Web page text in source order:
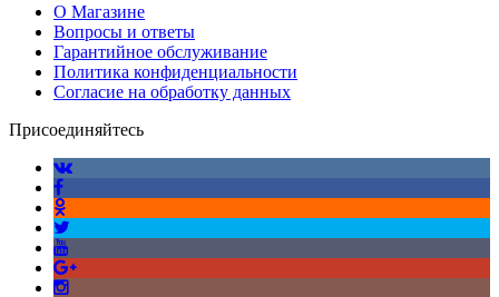
О Магазине
Вопросы и ответы
Гарантийное обслуживание
Политика конфиденциальности
Согласие на обработку данных
Присоединяйтесь